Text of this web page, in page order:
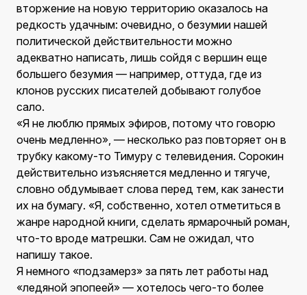
вторжение на новую территорию оказалось на
редкость удачным: очевидно, о безумии нашей
политической действительности можно
адекватно написать, лишь сойдя с вершин еще
большего безумия — например, оттуда, где из
клонов русских писателей добывают голубое
сало.
«Я не люблю прямых эфиров, потому что говорю
очень медленно», — несколько раз повторяет он в
трубку какому-то Тимуру с телевидения. Сорокин
действительно изъясняется медленно и тягуче,
словно обдумывает слова перед тем, как занести
их на бумагу. «Я, собственно, хотел отметиться в
жанре народной книги, сделать ярмарочный роман,
что-то вроде матрешки. Сам не ожидал, что
напишу такое.
Я немного «подзамерз» за пять лет работы над
«ледяной эпопеей» — хотелось чего-то более